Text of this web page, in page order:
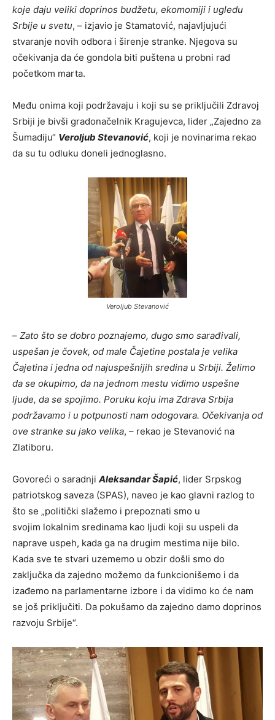
koje daju veliki doprinos budžetu, ekomomiji i ugledu
Srbije u svetu, – izjavio je Stamatović, najavljujući
stvaranje novih odbora i širenje stranke. Njegova su
očekivanja da će gondola biti puštena u probni rad
početkom marta.
Među onima koji podržavaju i koji su se priključili Zdravoj
Srbiji je bivši gradonačelnik Kragujevca, lider „Zajedno za
Šumadiju“ Veroljub Stevanović, koji je novinarima rekao
da su tu odluku doneli jednoglasno.
Veroljub Stevanović
– Zato što se dobro poznajemo, dugo smo sarađivali,
uspešan je čovek, od male Čajetine postala je velika
Čajetina i jedna od najuspešnijih sredina u Srbiji. Želimo
da se okupimo, da na jednom mestu vidimo uspešne
ljude, da se spojimo. Poruku koju ima Zdrava Srbija
podržavamo i u potpunosti nam odogovara. Očekivanja od
ove stranke su jako velika, – rekao je Stevanović na
Zlatiboru.
Govoreći o saradnji Aleksandar Šapić, lider Srpskog
patriotskog saveza (SPAS), naveo je kao glavni razlog to
što se „politički slažemo i prepoznati smo u
svojim lokalnim sredinama kao ljudi koji su uspeli da
naprave uspeh, kada ga na drugim mestima nije bilo.
Kada sve te stvari uzememo u obzir došli smo do
zaključka da zajedno možemo da funkcionišemo i da
izađemo na parlamentarne izbore i da vidimo ko će nam
se još priključiti. Da pokušamo da zajedno damo doprinos
razvoju Srbije“.